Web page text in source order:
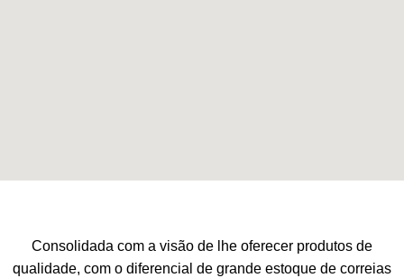
Consolidada com a visão de lhe oferecer produtos de
qualidade, com o diferencial de grande estoque de correias